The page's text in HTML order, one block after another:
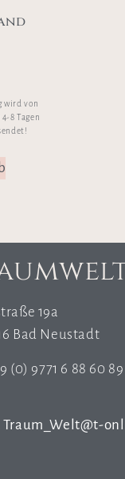
wird von
8 Tagen
19a
Bad Neustadt
(0) 9771 6 88 60 89
Traum_Welt@t-